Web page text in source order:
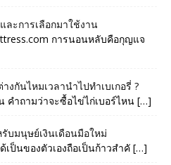
ละการเลือกมาใช้งาน
การนอนหลับคือกุญแจ
งกันไหมเวลานำไปทำเบเกอรี่ ?
ำถามว่าจะซื้อไข่ไก่เบอร์ไหน […]
บมนุษย์เงินเดือนมือใหม่
เป็นของตัวเองถือเป็นก้าวสำคั […]